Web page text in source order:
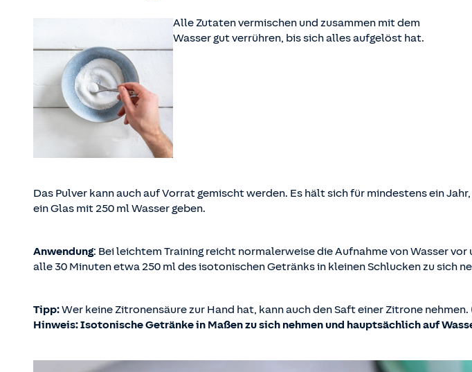
Alle Zutaten vermischen und zusammen mit dem
Wasser gut verrühren, bis sich alles aufgelöst hat.
Das Pulver kann auch auf Vorrat gemischt werden. Es hält sich für mindestens ein
ein Glas mit 250 ml Wasser geben.
Anwendung: Bei leichtem Training reicht normalerweise die Aufnahme von Wasser
alle 30 Minuten etwa 250 ml des isotonischen Getränks in kleinen Schlucken zu sich
Tipp:Wer keine Zitronensäure zur Hand hat, kann auch den Saft einer Zitrone
Hinweis: Isotonische Getränke in Maßen zu sich nehmen und hauptsächlich auf